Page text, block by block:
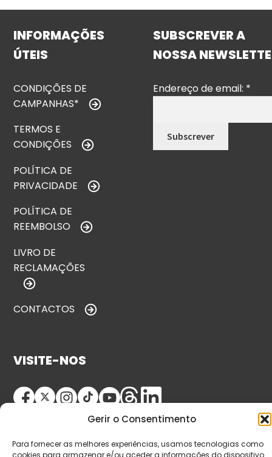
Gerir o Consentimento
Para fornecer as melhores experiências, usamos tecnologias como
cookies para armazenar e/ou aceder a informações do dispositivo.
INFORMAÇÕES
ÚTEIS
CONDIÇÕES DE
CAMPANHAS*
TERMOS E
CONDIÇÕES
POLÍTICA DE
PRIVACIDADE
POLÍTICA DE
REEMBOLSO
LIVRO DE
RECLAMAÇÕES
CONTACTOS
SUBSCREVER A
NOSSA
Endereço de email: *
VISITE-NOS